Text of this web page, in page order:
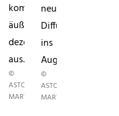
kommen,
äußerst
dezent
aus.
©
ASTON
MARTIN
neue
Diffusor
ins
Auge.
©
ASTON
MARTIN